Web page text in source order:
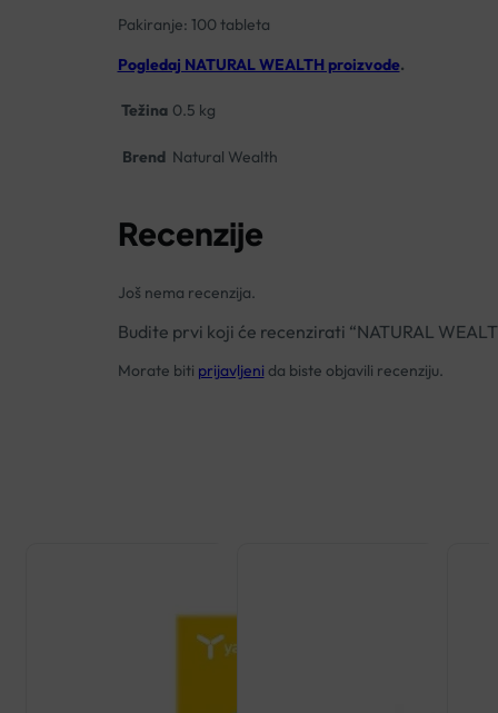
Pakiranje: 100 tableta
Pogledaj NATURAL WEALTH proizvode.
Težina 0.5 kg
Brend Natural Wealth
Recenzije
Još nema recenzija.
Budite prvi koji će recenzirati “NATURAL
Morate biti prijavljeni da biste objavili recenziju.